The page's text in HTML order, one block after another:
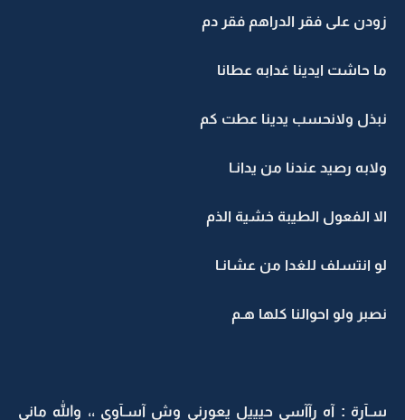
زودن على فقر الدراهم فقر دم
ما حاشت ايدينا غدابه عطانا
نبذل ولانحسب يدينا عطت كم
ولابه رصيد عندنا من يدانـا
الا الفعول الطيبة خشية الذم
لو انتسلف للغدا من عشانـا
نصبر ولو احوالنا كلها هـم
سـآرة : آه رآآسي حيييل يعورني وش آسـآوي ،، والله ماني